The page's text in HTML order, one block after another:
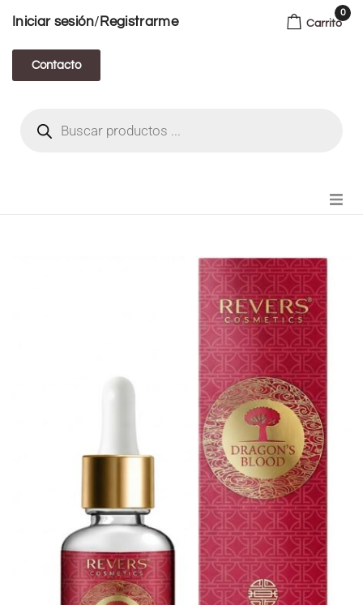
Iniciar sesión/ Registrarme
Contacto
Carrito
0
FIANZA TIKTOK
MODA CHICA
BEAUTY
PERFUMES
BISUTERIA
BOLSOS Y MONEDEROS
CALZADO